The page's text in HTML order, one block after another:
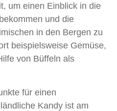
um einen Einblick in die
und die
in den Bergen zu
beispielsweise Gemüse,
von Büffeln als
für einen
Kandy ist am